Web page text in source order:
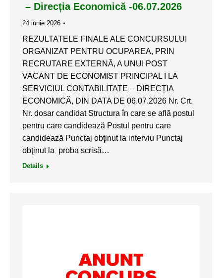
– Direcția Economică -06.07.2026
24 iunie 2026
REZULTATELE FINALE ALE CONCURSULUI
ORGANIZAT PENTRU OCUPAREA, PRIN
RECRUTARE EXTERNĂ, A UNUI POST
VACANT DE ECONOMIST PRINCIPAL I LA
SERVICIUL CONTABILITATE – DIRECȚIA
ECONOMICĂ, DIN DATA DE 06.07.2026 Nr. Crt.
Nr. dosar candidat Structura în care se află postul
pentru care candidează Postul pentru care
candidează Punctaj obţinut la interviu Punctaj
obţinut la proba scrisă…
Details